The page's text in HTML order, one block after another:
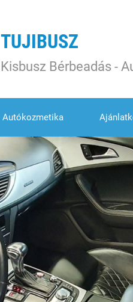
TUJIBUSZ
Kisbusz Bérbeadás -
Autókozmetika